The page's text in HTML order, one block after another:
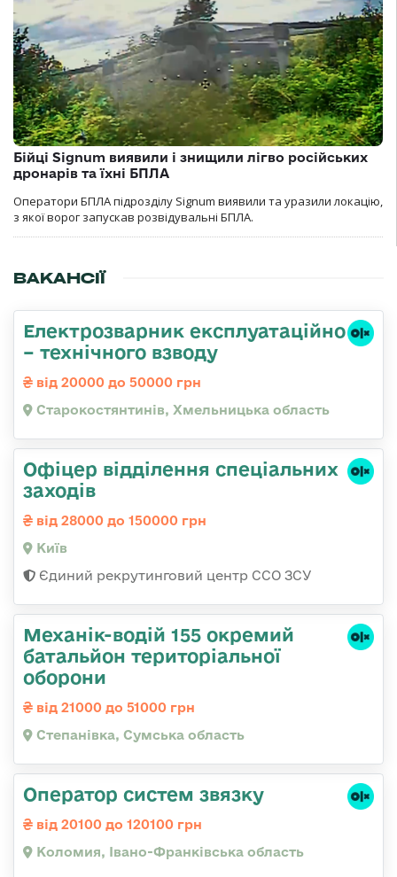
Бійці Signum виявили і знищили лігво російських
дронарів та їхні БПЛА
Оператори БПЛА підрозділу Signum виявили та уразили локацію,
з якої ворог запускав розвідувальні БПЛА.
ВАКАНСІЇ
Електрозварник експлуатаційно
– технічного взводу
від 20000 до 50000 грн
Старокостянтинів, Хмельницька область
Офіцер відділення спеціальних
заходів
від 28000 до 150000 грн
Київ
Єдиний рекрутинговий центр ССО ЗСУ
Механік-водій 155 окремий
батальйон територіальної
оборони
від 21000 до 51000 грн
Степанівка, Сумська область
Оператор систем звязку
від 20100 до 120100 грн
Коломия, Івано-Франківська область